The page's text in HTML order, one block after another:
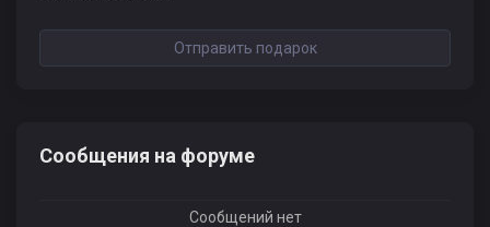
Отправить подарок
Сообщения на форуме
Сообщений нет